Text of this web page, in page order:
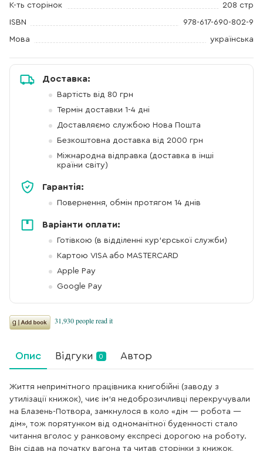
К-ть сторінок 208 стр
ISBN 978-617-690-802-9
Мова українська
Доставка:
Вартість від 80 грн
Термін доставки 1-4 дні
Доставляємо службою Нова Пошта
Безкоштовна доставка від 2000 грн
Міжнародна відправка (доставка в інші
країни світу)
Гарантія:
Повернення, обмін протягом 14 днів
Варіанти оплати:
Готівкою (в відділенні кур'єрської служби)
Картою VISA або MASTERCARD
Apple Pay
Google Pay
Опис Відгуки 0 Автор
Життя непримітного працівника книгобійні (заводу з
утилізації книжок), чиє ім’я недоброзичливці перекручували
на Блазень-Потвора, замкнулося в коло «дім — робота —
дім», тож порятунком від одноманітної буденності стало
читання вголос у ранковому експресі дорогою на роботу.
Він сідав на початку вагона та читав сторінки з книжок,